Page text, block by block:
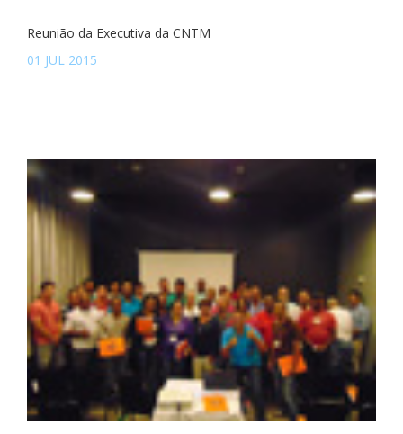
Reunião da Executiva da CNTM
01 JUL 2015